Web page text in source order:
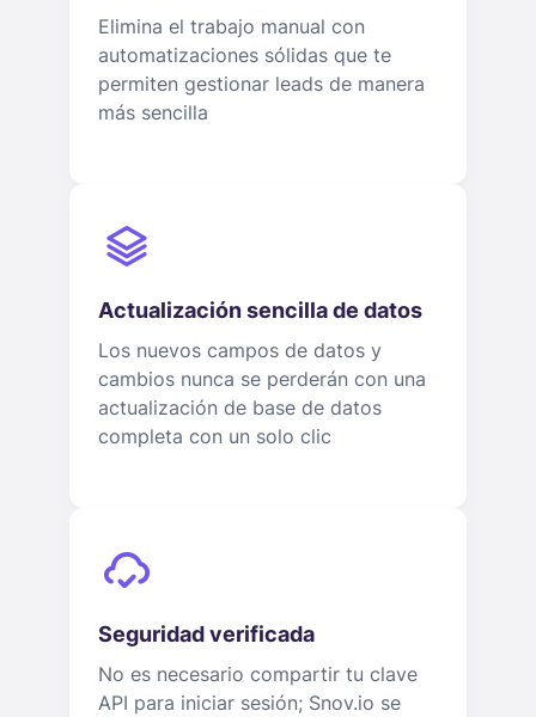
Elimina el trabajo manual con
automatizaciones sólidas que te
permiten gestionar leads de manera
más sencilla
Actualización sencilla de datos
Los nuevos campos de datos y
cambios nunca se perderán con una
actualización de base de datos
completa con un solo clic
Seguridad verificada
No es necesario compartir tu clave
API para iniciar sesión; Snov.io se